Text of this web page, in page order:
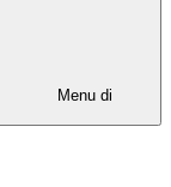
Menu di